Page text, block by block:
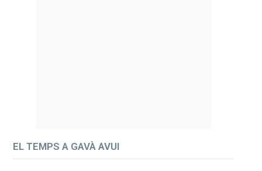
EL TEMPS A GAVÀ AVUI